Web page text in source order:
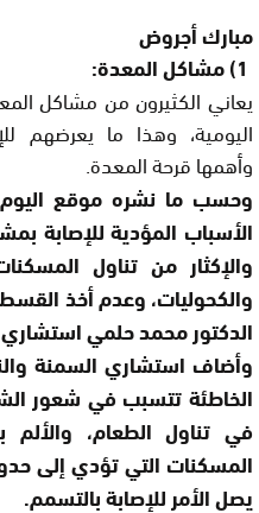
مبارك أجروض
يعاني الكثيرون من مشاكل
اليومية، وهذا ما يعرضهم
وأهمها قرحة المعدة.
وحسب ما نشره موقع
الأسباب المؤدية للإصابة
والإكثار من تناول
والكحوليات، وعدم أخذ
الدكتور محمد حلمي
وأضاف استشاري السمنة
الخاطئة تتسبب في شعور
في تناول الطعام،
المسكنات التي تؤدي إلى
يصل الأمر للإصابة بالتسمم.